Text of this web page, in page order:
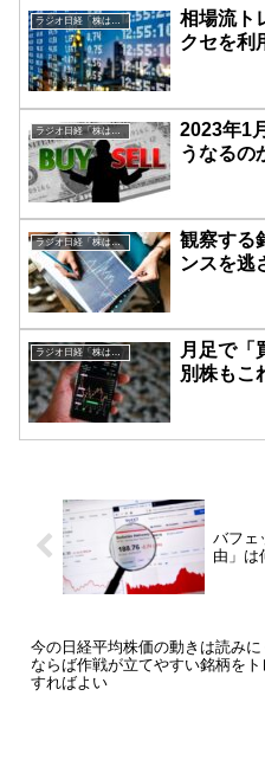
ラジオ日経「株は技術だ！」
相場流ト
クセを利
ラジオ日経「株は技術だ！」
2023年1
うなるの
ラジオ日経「株は技術だ！」
観察する
ンスを逃
ラジオ日経「株は技術だ！」
月足で「
別株もこ
バフェ
由」は
今の日経平均株価の動きは読みに
ならば作戦が立てやすい銘柄をト
すればよい